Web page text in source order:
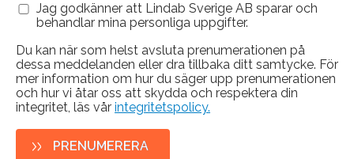
Jag godkänner att Lindab Sverige AB sparar och
behandlar mina personliga uppgifter.
Du kan när som helst avsluta prenumerationen på
dessa meddelanden eller dra tillbaka ditt samtycke. För
mer information om hur du säger upp prenumerationen
och hur vi åtar oss att skydda och respektera din
integritet, läs vår integritetspolicy.